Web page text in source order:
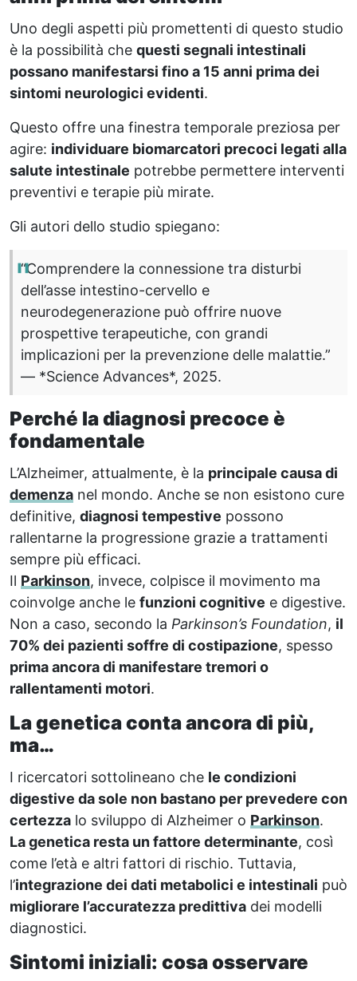
Uno degli aspetti più promettenti di questo studio
è la possibilità che questi segnali intestinali
possano manifestarsi fino a 15 anni prima dei
sintomi neurologici evidenti.
Questo offre una finestra temporale preziosa per
agire: individuare biomarcatori precoci legati alla
salute intestinale potrebbe permettere interventi
preventivi e terapie più mirate.
Gli autori dello studio spiegano:
“Comprendere la connessione tra disturbi
dell’asse intestino-cervello e
neurodegenerazione può offrire nuove
prospettive terapeutiche, con grandi
implicazioni per la prevenzione delle malattie.”
— *Science Advances*, 2025.
Perché la diagnosi precoce è
fondamentale
L’Alzheimer, attualmente, è la principale causa di
demenza nel mondo. Anche se non esistono cure
definitive, diagnosi tempestive possono
rallentarne la progressione grazie a trattamenti
sempre più efficaci.
Il Parkinson, invece, colpisce il movimento ma
coinvolge anche le funzioni cognitive e digestive.
Non a caso, secondo la Parkinson’s Foundation, il
70% dei pazienti soffre di costipazione, spesso
prima ancora di manifestare tremori o
rallentamenti motori.
La genetica conta ancora di più,
ma…
I ricercatori sottolineano che le condizioni
digestive da sole non bastano per prevedere con
certezza lo sviluppo di Alzheimer o Parkinson.
La genetica resta un fattore determinante, così
come l’età e altri fattori di rischio. Tuttavia,
l’integrazione dei dati metabolici e intestinali può
migliorare l’accuratezza predittiva dei modelli
diagnostici.
Sintomi iniziali: cosa osservare